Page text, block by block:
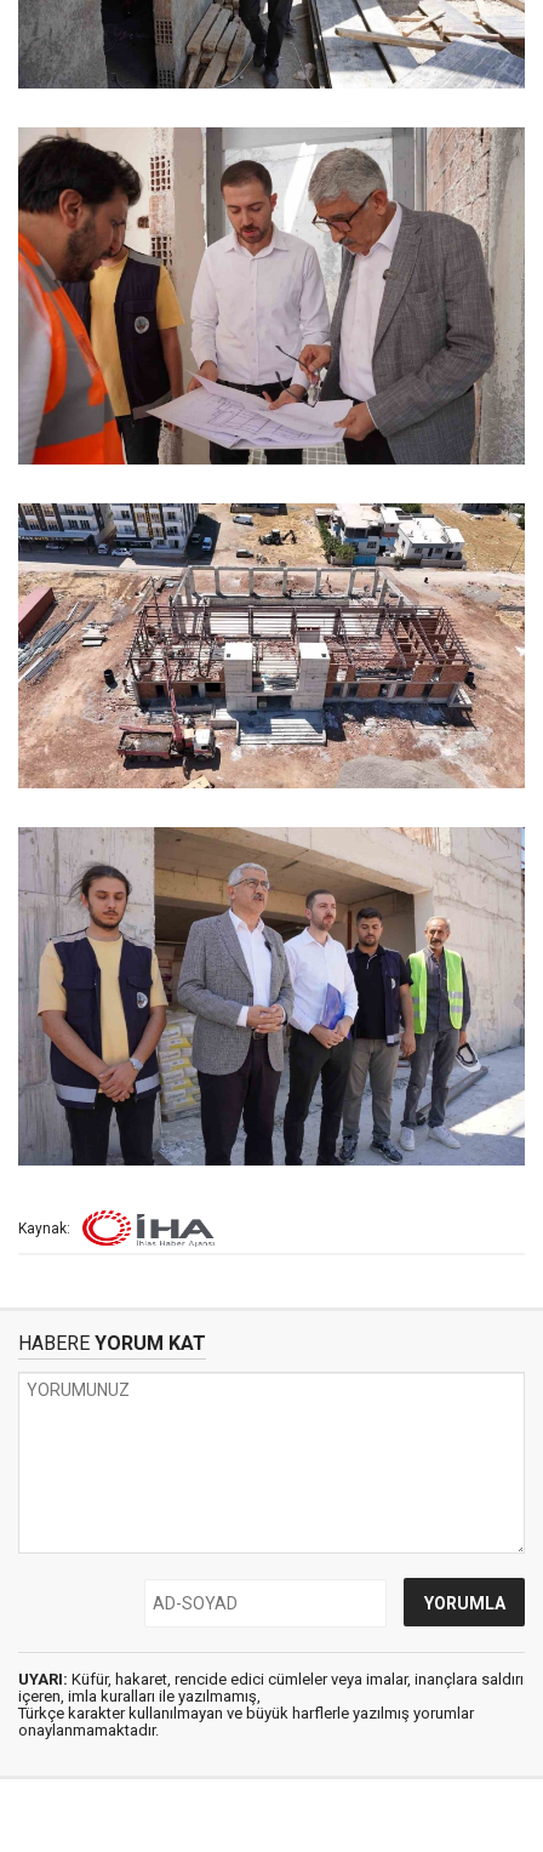
Kaynak:
HABERE YORUM KAT
UYARI: Küfür, hakaret, rencide edici cümleler veya imalar, inançlara saldırı
içeren, imla kuralları ile yazılmamış,
Türkçe karakter kullanılmayan ve büyük harflerle yazılmış yorumlar
onaylanmamaktadır.